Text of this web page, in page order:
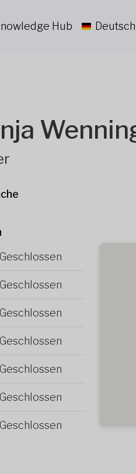
Hub
Geschlossen
Geschlossen
Geschlossen
Geschlossen
Geschlossen
Geschlossen
Geschlossen